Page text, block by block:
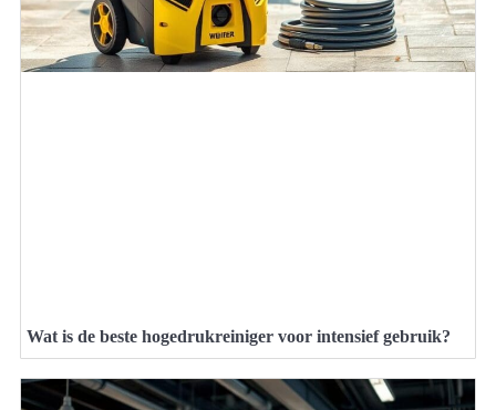
Wat is de beste hogedrukreiniger voor intensief gebruik?